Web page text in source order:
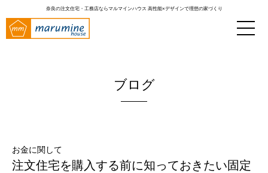
奈良の注文住宅・工務店ならマルマインハウス 高性能×デザインで理想の家づくり
ブログ
お金に関して
注文住宅を購入する前に知っておきたい固定